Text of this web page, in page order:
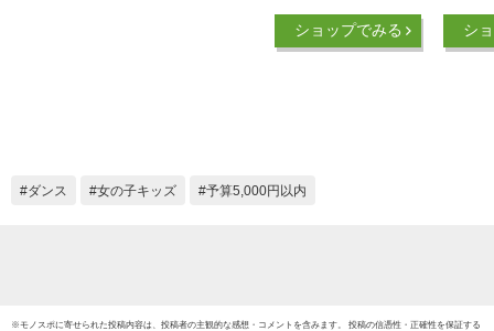
DVD 送料無料 歌 知
育 知育玩具 ことば
なる 入園祝い 誕生
ショップでみる
基礎か
ショ
シ
ダンス 女の子キッズ 予算5,000円以内
※モノスポに寄せられた投稿内容は、投稿者の主観的な感想・コメントを含みます。 投稿の信憑性・正確性を保証する